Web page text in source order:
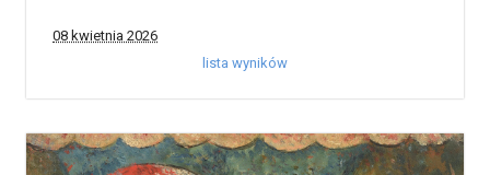
08 kwietnia 2026
lista wyników